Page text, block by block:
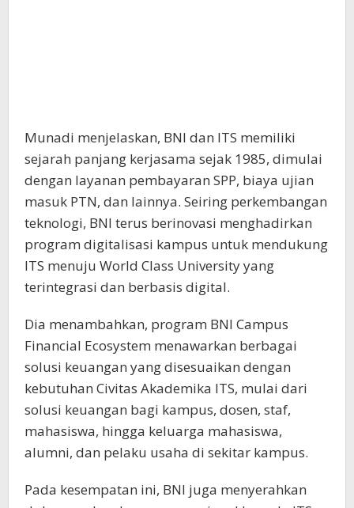
Munadi menjelaskan, BNI dan ITS memiliki
sejarah panjang kerjasama sejak 1985, dimulai
dengan layanan pembayaran SPP, biaya ujian
masuk PTN, dan lainnya. Seiring perkembangan
teknologi, BNI terus berinovasi menghadirkan
program digitalisasi kampus untuk mendukung
ITS menuju World Class University yang
terintegrasi dan berbasis digital.
Dia menambahkan, program BNI Campus
Financial Ecosystem menawarkan berbagai
solusi keuangan yang disesuaikan dengan
kebutuhan Civitas Akademika ITS, mulai dari
solusi keuangan bagi kampus, dosen, staf,
mahasiswa, hingga keluarga mahasiswa,
alumni, dan pelaku usaha di sekitar kampus.
Pada kesempatan ini, BNI juga menyerahkan